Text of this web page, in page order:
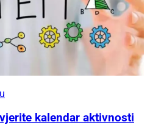
kalendar aktivnosti